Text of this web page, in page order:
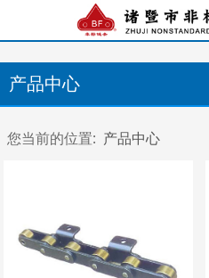
产品中心
您当前的位置: 产品中心